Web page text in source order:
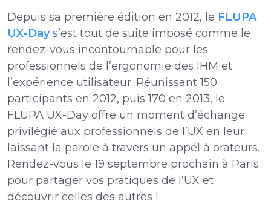
Depuis sa première édition en 2012, le FLUPA
UX-Days’est tout de suite imposé comme le
rendez-vous incontournable pour les
professionnels de l’ergonomie des IHM et
l’expérience utilisateur. Réunissant 150
participants en 2012, puis 170 en 2013, le
FLUPA UX-Day offre un moment d’échange
privilégié aux professionnels de l’UX en leur
laissant la parole à travers un appel à orateurs.
Rendez-vous le 19 septembre prochain à Paris
pour partager vos pratiques de l’UX et
découvrir celles des autres !